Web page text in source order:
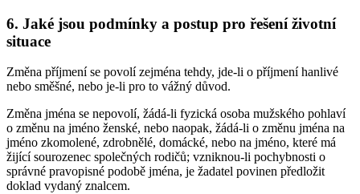
6. Jaké jsou podmínky a postup pro řešení životní
situace
Změna příjmení se povolí zejména tehdy, jde-li o příjmení hanlivé
nebo směšné, nebo je-li pro to vážný důvod.
Změna jména se nepovolí, žádá-li fyzická osoba mužského pohlaví
o změnu na jméno ženské, nebo naopak, žádá-li o změnu jména na
jméno zkomolené, zdrobnělé, domácké, nebo na jméno, které má
žijící sourozenec společných rodičů; vzniknou-li pochybnosti o
správné pravopisné podobě jména, je žadatel povinen předložit
doklad vydaný znalcem.